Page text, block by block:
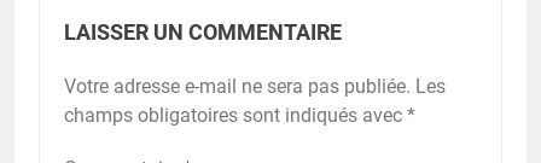
LAISSER UN COMMENTAIRE
Votre adresse e-mail ne sera pas publiée. Les
champs obligatoires sont indiqués avec *